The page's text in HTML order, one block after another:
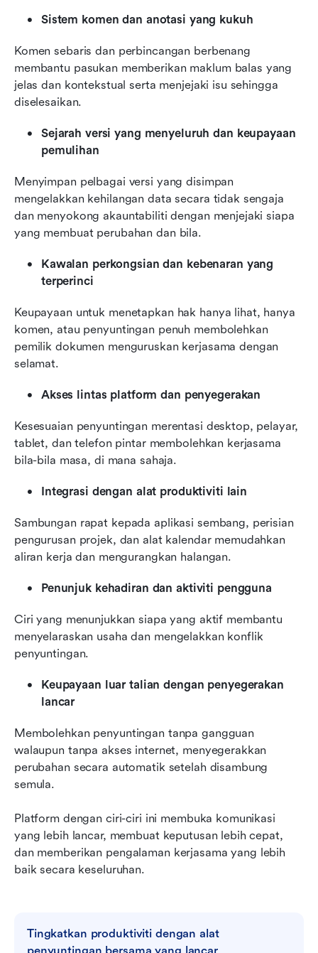
Sistem komen dan anotasi yang kukuh
Komen sebaris dan perbincangan berbenang
membantu pasukan memberikan maklum balas yang
jelas dan kontekstual serta menjejaki isu sehingga
diselesaikan.
Sejarah versi yang menyeluruh dan keupayaan
pemulihan
Menyimpan pelbagai versi yang disimpan
mengelakkan kehilangan data secara tidak sengaja
dan menyokong akauntabiliti dengan menjejaki siapa
yang membuat perubahan dan bila.
Kawalan perkongsian dan kebenaran yang
terperinci
Keupayaan untuk menetapkan hak hanya lihat, hanya
komen, atau penyuntingan penuh membolehkan
pemilik dokumen menguruskan kerjasama dengan
selamat.
Akses lintas platform dan penyegerakan
Kesesuaian penyuntingan merentasi desktop, pelayar,
tablet, dan telefon pintar membolehkan kerjasama
bila-bila masa, di mana sahaja.
Integrasi dengan alat produktiviti lain
Sambungan rapat kepada aplikasi sembang, perisian
pengurusan projek, dan alat kalendar memudahkan
aliran kerja dan mengurangkan halangan.
Penunjuk kehadiran dan aktiviti pengguna
Ciri yang menunjukkan siapa yang aktif membantu
menyelaraskan usaha dan mengelakkan konflik
penyuntingan.
Keupayaan luar talian dengan penyegerakan
lancar
Membolehkan penyuntingan tanpa gangguan
walaupun tanpa akses internet, menyegerakkan
perubahan secara automatik setelah disambung
semula.
Platform dengan ciri-ciri ini membuka komunikasi
yang lebih lancar, membuat keputusan lebih cepat,
dan memberikan pengalaman kerjasama yang lebih
baik secara keseluruhan.
Tingkatkan produktiviti dengan alat
penyuntingan bersama yang lancar